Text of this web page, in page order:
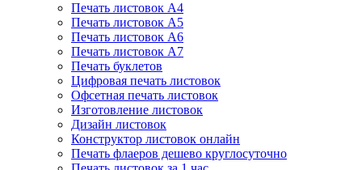
Печать листовок А4
Печать листовок А5
Печать листовок А6
Печать листовок А7
Печать буклетов
Цифровая печать листовок
Офсетная печать листовок
Изготовление листовок
Дизайн листовок
Конструктор листовок онлайн
Печать флаеров дешево круглосуточно